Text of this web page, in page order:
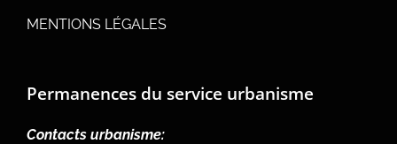
MENTIONS LÉGALES
Permanences du service urbanisme
Contacts urbanisme: